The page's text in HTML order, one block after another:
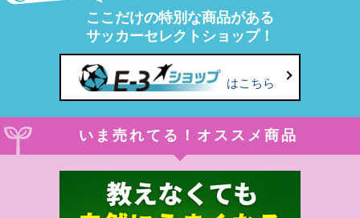
ここだけの特別な商品がある
サッカーセレクトショップ！
はこちら
いま売れてる！オススメ商品